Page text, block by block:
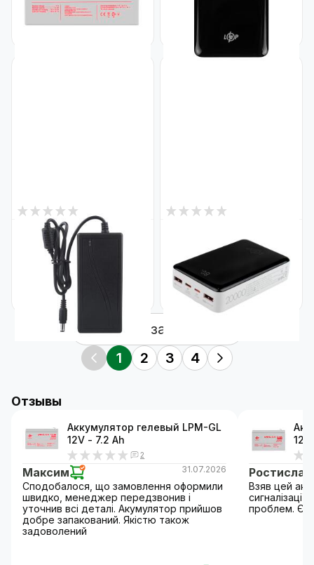
853₴ 1 938
В наличии
Импульсный адаптер питания
GV-SAS-C 12V8A (96W)
Код: 22510
Беспроводной Power Bank
LP PQ18 20000mAh
Код: 22572
1 969 ₴
Показать ещё
1
2 3 4
Отзывы
Аккумулятор гелевый LPM-GL
12V - 7.2 Ah
2
Максим 31.07.2026
Сподобалося, що замовлення оформили
швидко, менеджер передзвонив і
уточнив всі деталі. Акумулятор прийшов
добре запакований. Якістю також
задоволений
12V
Ростислав
Взяв цей
проблем.